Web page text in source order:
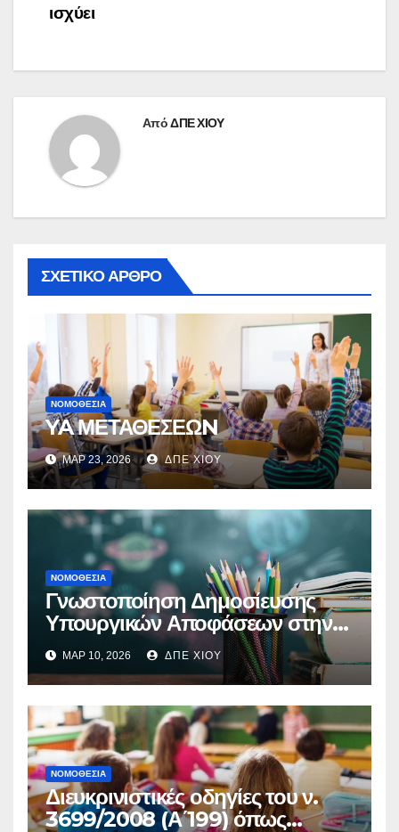
ισχύει
ΑπόΔΠΕ ΧΙΟΥ
ΣΧΕΤΙΚΌ ΆΡΘΡΟ
ΝΟΜΟΘΕΣΊΑ
YA ΜΕΤΑΘΕΣΕΩN
ΜΑΡ 23, 2026 ΔΠΕ ΧΙΟΥ
ΝΟΜΟΘΕΣΊΑ
Γνωστοποίηση Δημοσίευσης
Υπουργικών Αποφάσεων στην
Εφημερίδα της Κυβέρνησης
ΜΑΡ 10, 2026 ΔΠΕ ΧΙΟΥ
ΝΟΜΟΘΕΣΊΑ
Διευκρινιστικές οδηγίες του ν.
3699/2008 (Α΄199) όπως